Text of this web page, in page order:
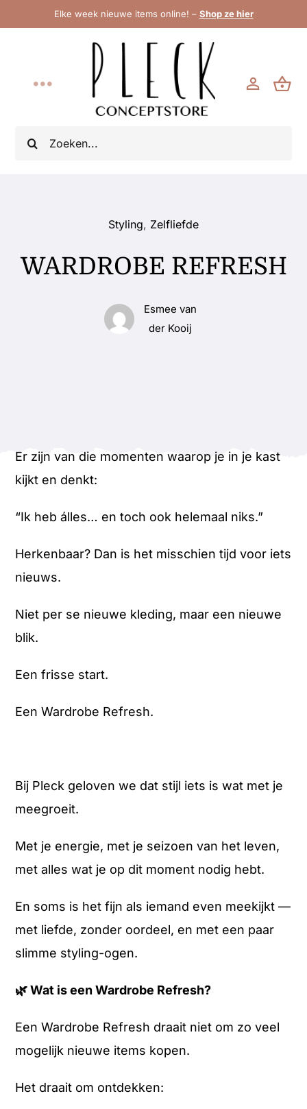
Elke week nieuwe items online! – Shop ze hier
Zoeken
Toggle
Navigation
Categorieën
Sieraden Workshop
Contact
Styling, Zelfliefde
WARDROBE REFRESH
Esmee van
der Kooij
Er zijn van die momenten waarop je in je kast
kijkt en denkt:
“Ik heb álles… en toch ook helemaal niks.”
Herkenbaar? Dan is het misschien tijd voor iets
nieuws.
Niet per se nieuwe kleding, maar een nieuwe
blik.
Een frisse start.
Een Wardrobe Refresh.
Bij Pleck geloven we dat stijl iets is wat met je
meegroeit.
Met je energie, met je seizoen van het leven,
met alles wat je op dit moment nodig hebt.
En soms is het fijn als iemand even meekijkt —
met liefde, zonder oordeel, en met een paar
slimme styling-ogen.
🌿Wat is een Wardrobe Refresh?
Een Wardrobe Refresh draait niet om zo veel
mogelijk nieuwe items kopen.
Het draait om ontdekken: